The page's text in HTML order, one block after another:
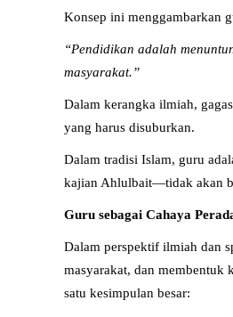
Konsep ini menggambarkan
“Pendidikan adalah
masyarakat.”
Dalam kerangka ilmiah,
yang harus disuburkan.
Dalam tradisi Islam, guru
kajian Ahlulbait—tidak akan
Guru sebagai Cahaya
Dalam perspektif ilmiah dan
masyarakat, dan membentuk
satu kesimpulan besar: